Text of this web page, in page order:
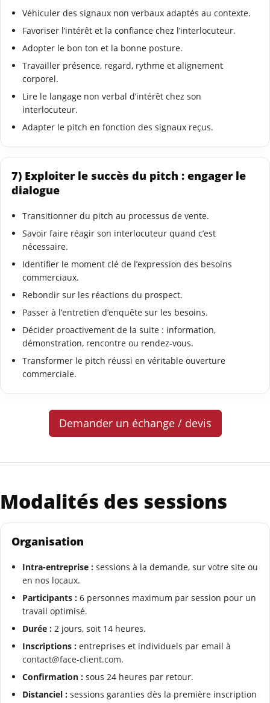
Véhiculer des signaux non verbaux adaptés au contexte.
Favoriser l’intérêt et la confiance chez l’interlocuteur.
Adopter le bon ton et la bonne posture.
Travailler présence, regard, rythme et alignement
corporel.
Lire le langage non verbal d’intérêt chez son
interlocuteur.
Adapter le pitch en fonction des signaux reçus.
7) Exploiter le succès du pitch : engager le
dialogue
Transitionner du pitch au processus de vente.
Savoir faire réagir son interlocuteur quand c’est
nécessaire.
Identifier le moment clé de l’expression des besoins
commerciaux.
Rebondir sur les réactions du prospect.
Passer à l’entretien d’enquête sur les besoins.
Décider proactivement de la suite : information,
démonstration, rencontre ou rendez-vous.
Transformer le pitch réussi en véritable ouverture
commerciale.
Demander un échange / devis
Modalités des sessions
Organisation
Intra-entreprise : sessions à la demande, sur votre site ou
en nos locaux.
Participants : 6 personnes maximum par session pour un
travail optimisé.
Durée : 2 jours, soit 14 heures.
Inscriptions : entreprises et individuels par email à
contact@face-client.com.
Confirmation : sous 24 heures par retour.
Distanciel : sessions garanties dès la première inscription